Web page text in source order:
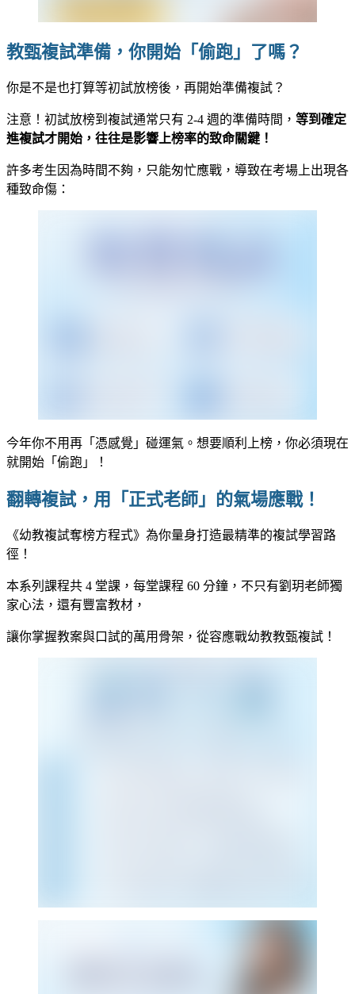
教甄複試準備，你開始「偷跑」了嗎？
你是不是也打算等初試放榜後，再開始準備複試？
注意！初試放榜到複試通常只有 2-4 週的準備時間， 等到確定
進複試才開始，往往是影響上榜率的致命關鍵！
許多考生因為時間不夠，只能匆忙應戰，導致在考場上出現各
種致命傷：
今年你不用再「憑感覺」碰運氣。想要順利上榜，你必須現在
就開始「偷跑」！
翻轉複試，用「正式老師」的氣場應戰！
《幼教複試奪榜方程式》為你量身打造最精準的複試學習路
徑！
本系列課程共 4 堂課，每堂課程 60 分鐘，不只有劉玥老師獨
家心法，還有豐富教材，
讓你掌握教案與口試的萬用骨架，從容應戰幼教教甄複試！